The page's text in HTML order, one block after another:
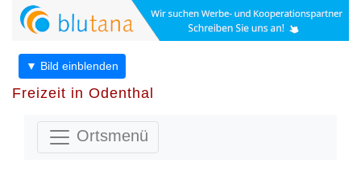
▼ Bild einblenden
Freizeit in Odenthal
Ortsmenü